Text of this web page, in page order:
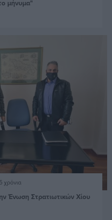
μήνυμα"
χρόνια
Ένωση Στρατιωτικών Χίου